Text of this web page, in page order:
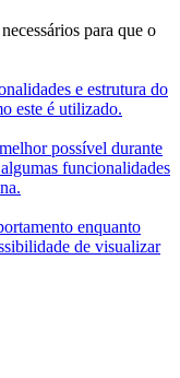
para que o
e estrutura do
este é utilizado.
possível durante
funcionalidades
enquanto
de visualizar